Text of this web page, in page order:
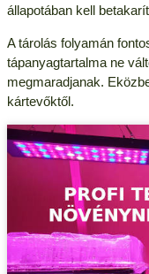
állapotában kell
A tárolás folyamán
tápanyagtartalma ne
megmaradjanak.
kártevőktől.